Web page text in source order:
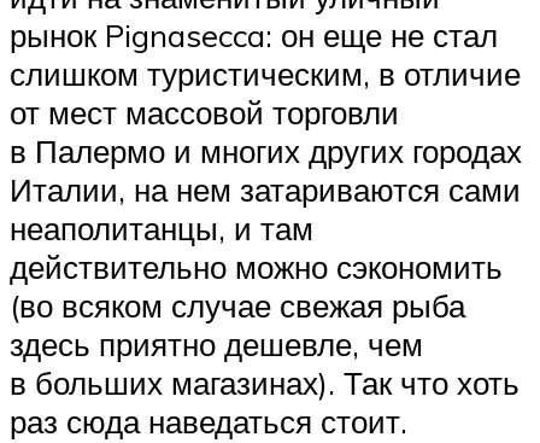
рынок Pignasecca: он еще не стал
слишком туристическим, в отличие
от мест массовой торговли
в Палермо и многих других городах
Италии, на нем затариваются сами
неаполитанцы, и там
действительно можно сэкономить
(во всяком случае свежая рыба
здесь приятно дешевле, чем
в больших магазинах). Так что хоть
раз сюда наведаться стоит.